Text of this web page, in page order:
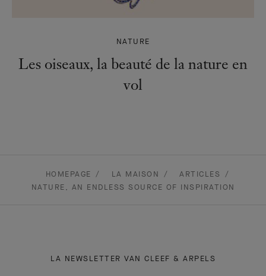
NATURE
Les oiseaux, la beauté de la nature en
vol
HOMEPAGE LA MAISON
ARTICLES
NATURE, AN ENDLESS SOURCE OF INSPIRATION
LA NEWSLETTER VAN CLEEF & ARPELS